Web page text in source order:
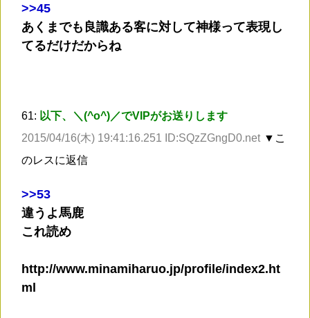
>>45
あくまでも良識ある客に対して神様って表現し
てるだけだからね
61: 以下、＼(^o^)／でVIPがお送りします
2015/04/16(木) 19:41:16.251 ID:SQzZGngD0.net ▼こ
のレスに返信
>>53
違うよ馬鹿
これ読め
http://www.minamiharuo.jp/profile/index2.ht
ml